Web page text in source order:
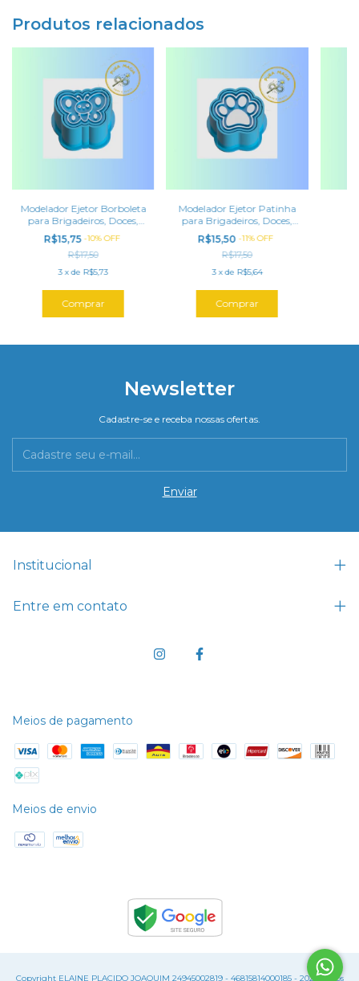
Produtos relacionados
Modelador Ejetor Borboleta
para Brigadeiros, Doces,
Massas e Biscoitos
R$15,75 -10%OFF
R$17,50
3 xde R$5,73
Modelador Ejetor Patinha
para Brigadeiros, Doces,
Massas e Biscoitos
R$15,50-11%OFF
R$17,50
3 xde R$5,64
Newsletter
Cadastre-se e receba nossas ofertas.
Institucional
Entre em contato
Meios de pagamento
Meios de envio
Copyright ELAINE PLACIDO JOAQUIM 24945002819 - 46815814000185 - 2026. Todos